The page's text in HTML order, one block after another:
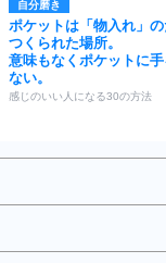
自分磨き
ポケットは「物入れ」
つくられた場所。
意味もなくポケットに
ない。
感じのいい人になる30の方法